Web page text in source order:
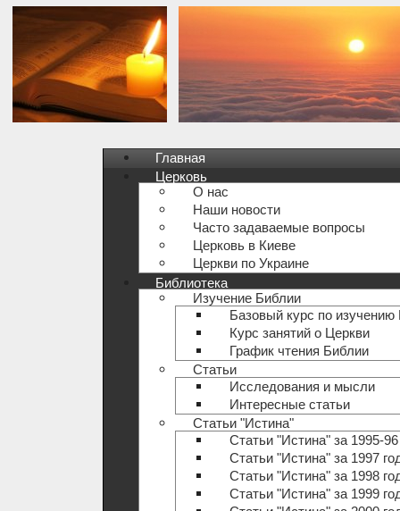
Главная
Церковь
О нас
Наши новости
Часто задаваемые вопросы
Церковь в Киеве
Церкви по Украине
Библиотека
Изучение Библии
Базовый курс по изучению
Курс занятий о Церкви
График чтения Библии
Статьи
Исследования и мысли
Интересные статьи
Статьи "Истина"
Статьи "Истина" за 1995-
Статьи "Истина" за 1997
Статьи "Истина" за 1998
Статьи "Истина" за 1999